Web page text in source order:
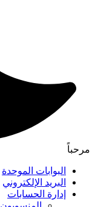
مرحباً
البوابات الموحدة
البريد الإلكتروني
إدارة الحسابات